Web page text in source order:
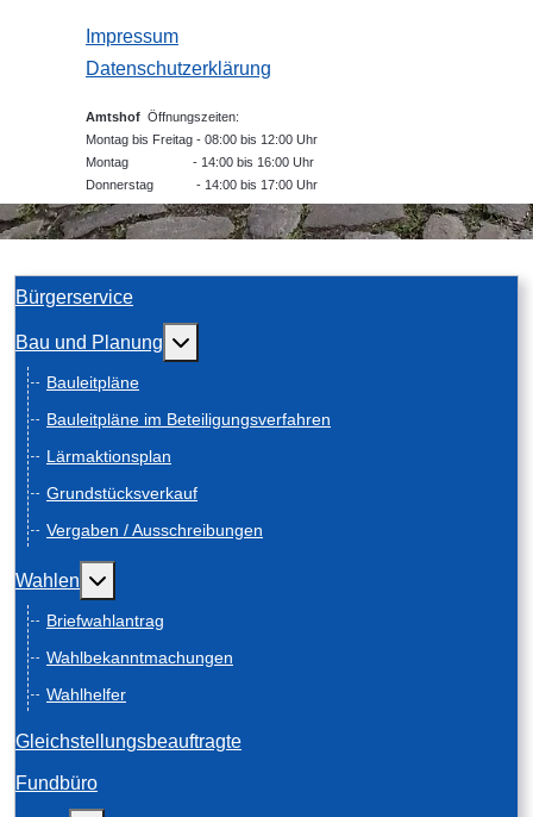
Impressum
Datenschutzerklärung
Amtshof Öffnungszeiten:
Montag bis Freitag - 08:00 bis 12:00 Uhr
Montag - 14:00 bis 16:00 Uhr
Donnerstag - 14:00 bis 17:00 Uhr
Bürgerservice
Bau und Planung Weitere Informationen: Bau und Planung
Bauleitpläne
Bauleitpläne im Beteiligungsverfahren
Lärmaktionsplan
Grundstücksverkauf
Vergaben / Ausschreibungen
Wahlen Weitere Informationen: Wahlen
Briefwahlantrag
Wahlbekanntmachungen
Wahlhelfer
Gleichstellungsbeauftragte
Fundbüro